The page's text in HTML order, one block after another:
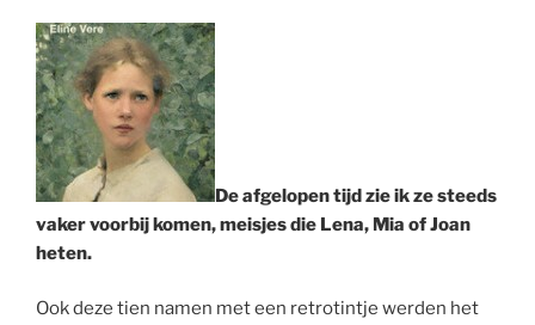
De afgelopen tijd zie ik ze steeds
vaker voorbij komen, meisjes die Lena, Mia of Joan
heten.
Ook deze tien namen met een retrotintje werden het